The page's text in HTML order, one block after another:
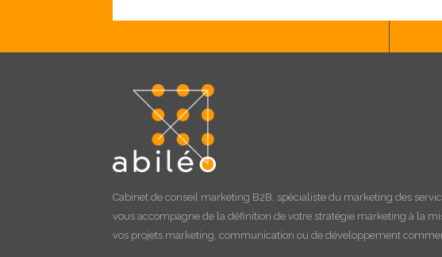
Cabinet de conseil marketing B2B , spécialiste du marketing des
vous accompagne de la définition de votre stratégie marketing à la
vos projets marketing, communication ou de développement